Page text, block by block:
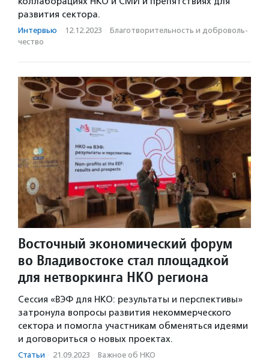
развития сектора.
Интервью · 12.12.2023 · Благотвори­тель­ность и доброволь­
чест­во
Восточный экономический форум
во Владивостоке стал площадкой
для нетворкинга НКО региона
Сессия «ВЭФ для НКО: результаты и перспективы»
затронула вопросы развития некоммерческого
сектора и помогла участникам обменяться идеями
и договориться о новых проектах.
Статьи · 21.09.2023 · Важное об НКО